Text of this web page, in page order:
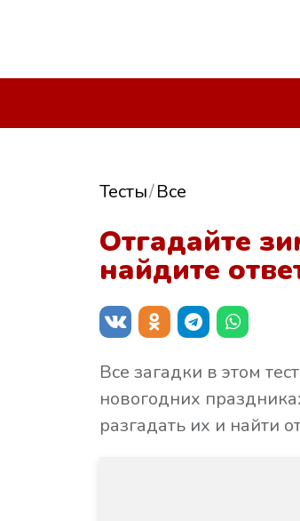
Тесты Все
Отгадайте
найдите
Все загадки в этом
новогодних
разгадать их и найти